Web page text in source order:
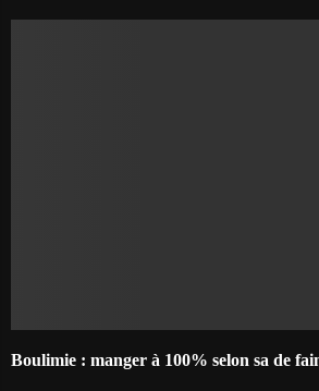
Boulimie : manger à 100% selon sa de